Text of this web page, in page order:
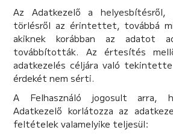
Az Adatkezelő a
törlésről az érintettet, továbbá
akiknek korábban az adatot
továbbították. Az értesítés
adatkezelés céljára való
érdekét nem sérti.
A Felhasználó jogosult arra,
Adatkezelő korlátozza az
feltételek valamelyike teljesül: